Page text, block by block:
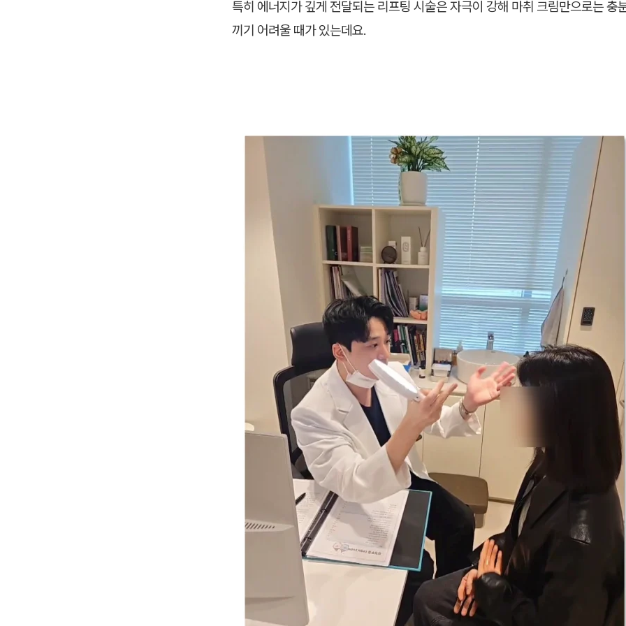
특히 에너지가 깊게 전달되는 리프팅 시술은 자극이 강해 마취 크림만으로는 충
끼기 어려울 때가 있는데요.